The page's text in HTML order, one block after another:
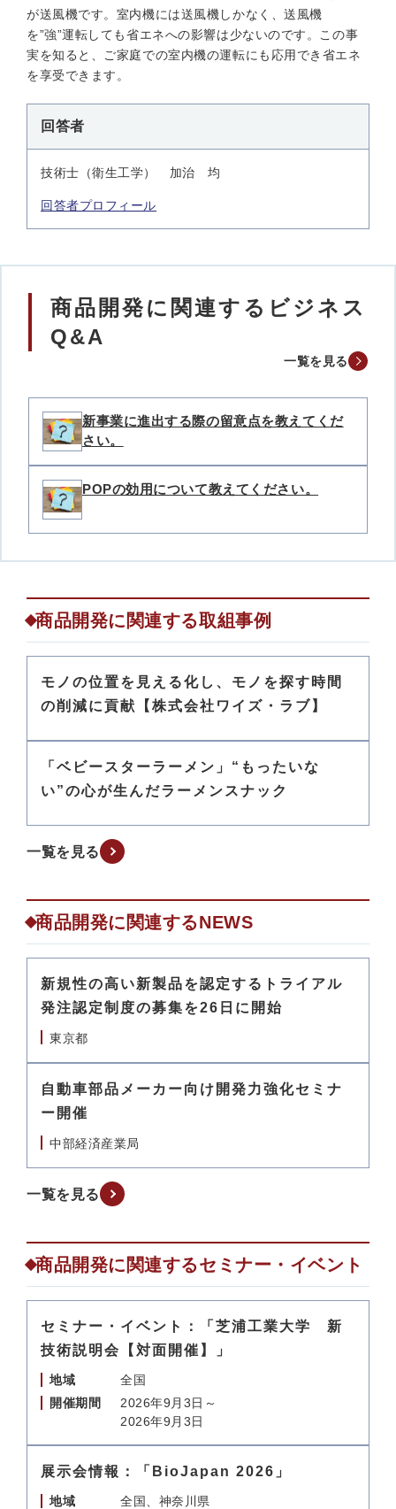
が送風機です。室内機には送風機しかなく、送風機
を”強”運転しても省エネへの影響は少ないのです。この事
実を知ると、ご家庭での室内機の運転にも応用でき省エネ
を享受できます。
回答者
技術士（衛生工学） 加治 均
回答者プロフィール
商品開発に関連するビジネス
Q&A
一覧を見る
新事業に進出する際の留意点を教えてくだ
さい。
POPの効用について教えてください。
商品開発に関連する取組事例
モノの位置を見える化し、モノを探す時間
の削減に貢献【株式会社ワイズ・ラブ】
「ベビースターラーメン」“もったいな
い”の心が生んだラーメンスナック
一覧を見る
商品開発に関連するNEWS
新規性の高い新製品を認定するトライアル
発注認定制度の募集を26日に開始
東京都
自動車部品メーカー向け開発力強化セミナ
ー開催
中部経済産業局
一覧を見る
商品開発に関連するセミナー・イベント
セミナー・イベント：「芝浦工業大学 新
技術説明会【対面開催】」
地域
全国
開催期間
2026年9月3日～
2026年9月3日
展示会情報：「BioJapan 2026」
地域
全国、神奈川県